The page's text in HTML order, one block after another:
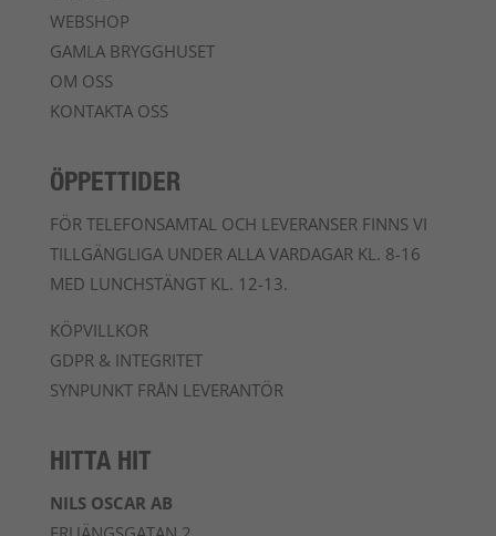
WEBSHOP
GAMLA BRYGGHUSET
OM OSS
KONTAKTA OSS
ÖPPETTIDER
FÖR TELEFONSAMTAL OCH LEVERANSER FINNS VI
TILLGÄNGLIGA UNDER ALLA VARDAGAR KL. 8-16
MED LUNCHSTÄNGT KL. 12-13.
KÖPVILLKOR
GDPR & INTEGRITET
SYNPUNKT FRÅN LEVERANTÖR
HITTA HIT
NILS OSCAR AB